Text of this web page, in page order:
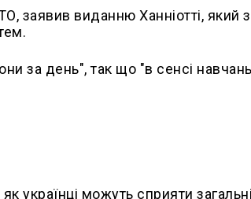
заявив виданню Ханніотті, який
за день", так що "в сенсі
українці можуть сприяти